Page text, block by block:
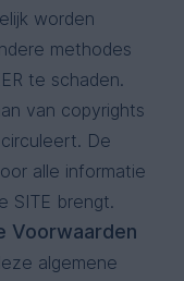
worden
methodes
te schaden.
van copyrights
De
alle informatie
SITE brengt.
Voorwaarden
algemene